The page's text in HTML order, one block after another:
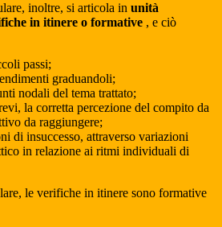
inoltre, si articola in unità
in itinere o formative , e ciò
passi;
graduandoli;
nodali del tema trattato;
la corretta percezione del compito da
da raggiungere;
di insuccesso, attraverso variazioni
in relazione ai ritmi individuali di
le verifiche in itinere sono formative